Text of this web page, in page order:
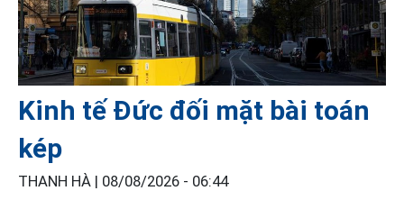
Kinh tế Đức đối mặt bài toán
kép
THANH HÀ | 08/08/2026 - 06:44